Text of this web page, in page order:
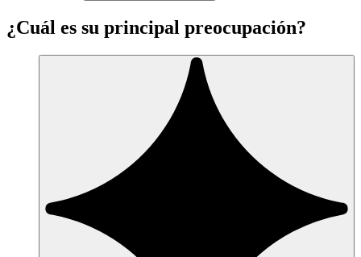
¿Cuál es su principal preocupación?